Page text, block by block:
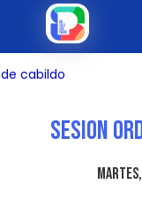
cabildo
Sesion
martes,